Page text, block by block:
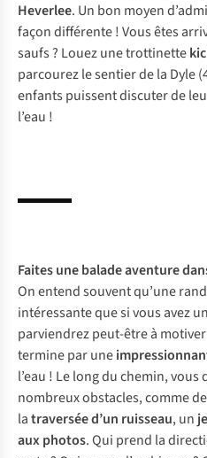
Heverlee. Un bon moyen
façon différente ! Vous êtes
saufs ? Louez une trottinette
parcourez le sentier de la Dyle
enfants puissent discuter de
l’eau !
Faites unebalade aventure
On entend souvent qu’une
intéressante que si vous avez
parviendrez peut-être à
termine par une
l’eau ! Le long du chemin,
nombreux obstacles, comme
latraversée d’un ruisseau, un
aux photos. Qui prend la